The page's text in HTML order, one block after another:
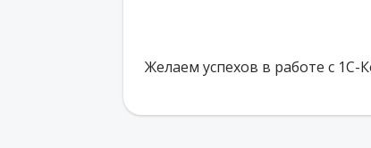
Желаем успехов в работе с 1С-